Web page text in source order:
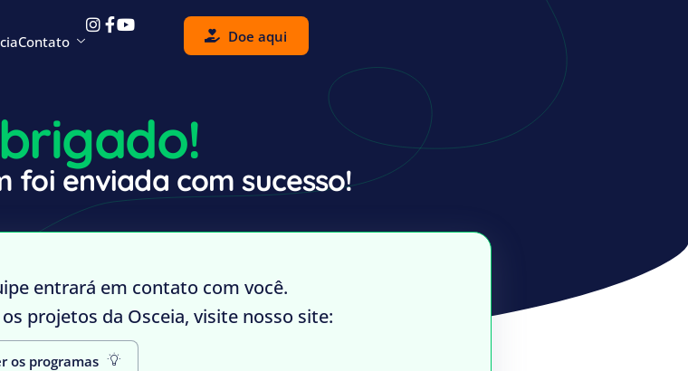
Contato Doe aqui
foi enviada com sucesso!
entrará em contato com você.
projetos da Osceia, visite nosso site:
os programas